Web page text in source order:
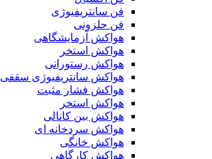
فن سانتریفیوژی
فن حلزونی
هواکش آزمایشگاهی
هواکش استخر
هواکش رستورانی
هواکش سانتریفیوژی سقفی
هواکش فشار مثبت
هواکش استخر
هواکش بین کانالی
هواکش سردخانه ای
هواکش خانگی
هواکش کارگاهی